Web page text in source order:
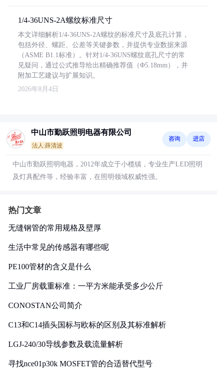
1/4-36UNS-2A螺纹标准尺寸
本文详细解析1/4-36UNS-2A螺纹的标准尺寸及底孔计算，
包括外径、螺距、公差等关键参数，并提供专业数据来源
（ASME B1.1标准）。针对1/4-36UNS螺纹底孔尺寸的常
见疑问，通过公式推导给出精确推荐值（Φ5.18mm），并
附加工艺建议与扩展知识。
2026年8月4日
中山市勤跃照明电器有限公司
法人:薛清波
咨询 进店
中山市勤跃照明电器，2012年成立于小榄镇，专业生产LED照明
及灯具配件等，经验丰富，在照明领域权威性强。
热门文章
无缝钢管的常用规格及壁厚
生活中常见的传感器有哪些呢
PE100管材的含义是什么
工业厂房载重标准：一平方米能承受多少公斤
CONOSTAN公司简介
C13和C14插头国标与欧标的区别及其标准解析
LGJ-240/30导线参数及载流量解析
寻找nce01p30k MOSFET管的合适替代型号